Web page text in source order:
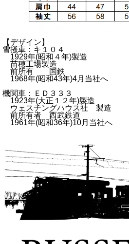
【デザイン】
雪掻車：キ１０４
1929年(昭和４年)製造
苗穂工場製造
前所有 国鉄
1968年(昭和43年)4月当社へ
機関車：ＥＤ３３３
1923年(大正１２年)製造
ウェスチングハウス社 製造
前所有者 西武鉄道
1961年(昭和36年)10月当社へ